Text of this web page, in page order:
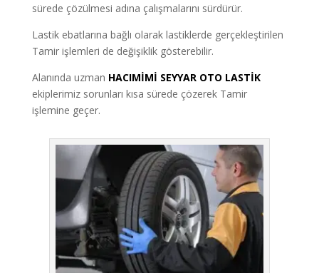
sürede çözülmesi adına çalışmalarını sürdürür.
Lastik ebatlarına bağlı olarak lastiklerde gerçekleştirilen
Tamir işlemleri de değişiklik gösterebilir.
Alanında uzman HACIMİMİ SEYYAR OTO LASTİK
ekiplerimiz sorunları kısa sürede çözerek Tamir
işlemine geçer.